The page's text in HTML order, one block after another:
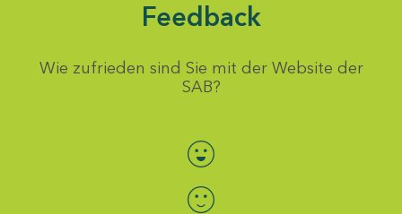
Feedback
Wie zufrieden sind Sie mit der Website der
SAB?
Bewertung auswählen